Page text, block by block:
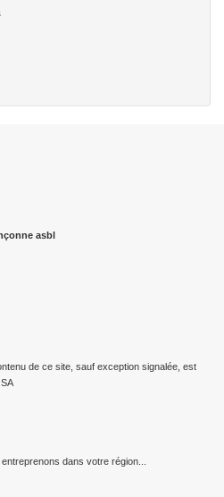
asbl
de ce site, sauf exception signalée, est
dans votre région...